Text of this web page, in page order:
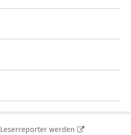
Leserreporter werden